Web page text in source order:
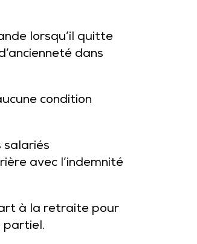
lorsqu’il quitte
dans
condition
salariés
avec l’indemnité
à la retraite pour
partiel.